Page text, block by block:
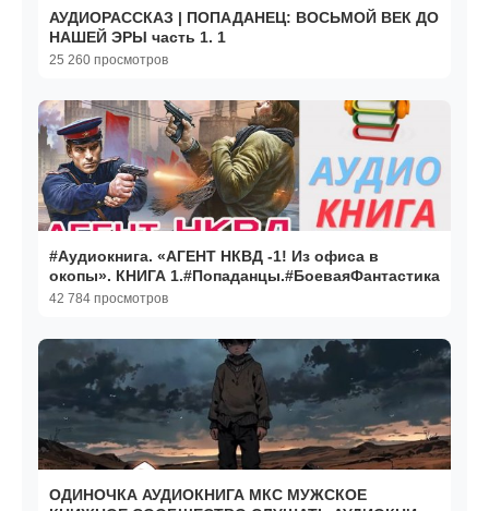
АУДИОРАССКАЗ | ПОПАДАНЕЦ: ВОСЬМОЙ ВЕК ДО
НАШЕЙ ЭРЫ часть 1. 1
25 260 просмотров
#Аудиокнига. «АГЕНТ НКВД -1! Из офиса в
окопы». КНИГА 1.#Попаданцы.#БоеваяФантастика
42 784 просмотров
ОДИНОЧКА АУДИОКНИГА МКС МУЖСКОЕ